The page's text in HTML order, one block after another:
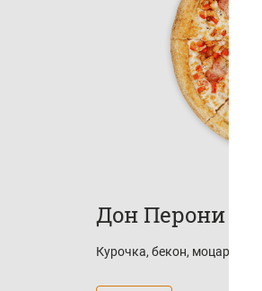
Дон Перони
Курочка, бекон, моцарелла,